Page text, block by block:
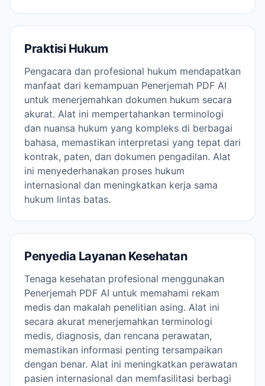
Praktisi Hukum
Pengacara dan profesional hukum mendapatkan
manfaat dari kemampuan Penerjemah PDF AI
untuk menerjemahkan dokumen hukum secara
akurat. Alat ini mempertahankan terminologi
dan nuansa hukum yang kompleks di berbagai
bahasa, memastikan interpretasi yang tepat dari
kontrak, paten, dan dokumen pengadilan. Alat
ini menyederhanakan proses hukum
internasional dan meningkatkan kerja sama
hukum lintas batas.
Penyedia Layanan Kesehatan
Tenaga kesehatan profesional menggunakan
Penerjemah PDF AI untuk memahami rekam
medis dan makalah penelitian asing. Alat ini
secara akurat menerjemahkan terminologi
medis, diagnosis, dan rencana perawatan,
memastikan informasi penting tersampaikan
dengan benar. Alat ini meningkatkan perawatan
pasien internasional dan memfasilitasi berbagi